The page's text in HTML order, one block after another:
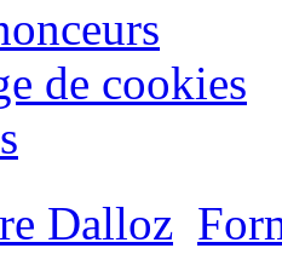
de cookies
Dalloz